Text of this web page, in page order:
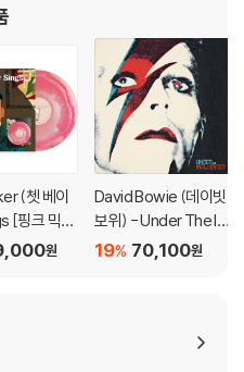
상 염료가 섞여 얼룩과 번짐, 반점
불량 확인을 위해 개봉 시의 동영
경우 반품/교환이 제한될 수 있습니
명을 첨부하여 첨부하여 고객센터에
상이 발생할 가능성이 높고 재판매
(쳇 베이
[핑크 믹스
LP]
원
David Bowie (데이빗
보위) - Under The In
fluence ? [2LP]
70,100원
19%